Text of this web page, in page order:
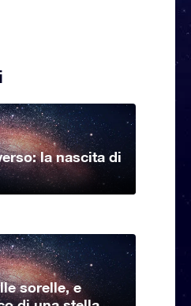
la nascita di
sorelle, e